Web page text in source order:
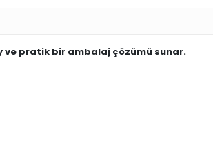
ve pratik bir ambalaj çözümü sunar.